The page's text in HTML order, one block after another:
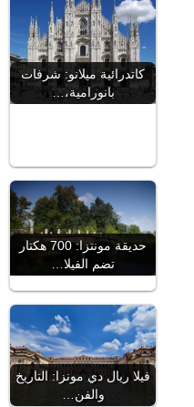
كاتدرائية ميلانو: شرفات
بانورامية،…
حديقة مونتزا: 700 هكتار
تضم الفيلا…
فيلا ريال دي مونزا: التاريخ
والفن…